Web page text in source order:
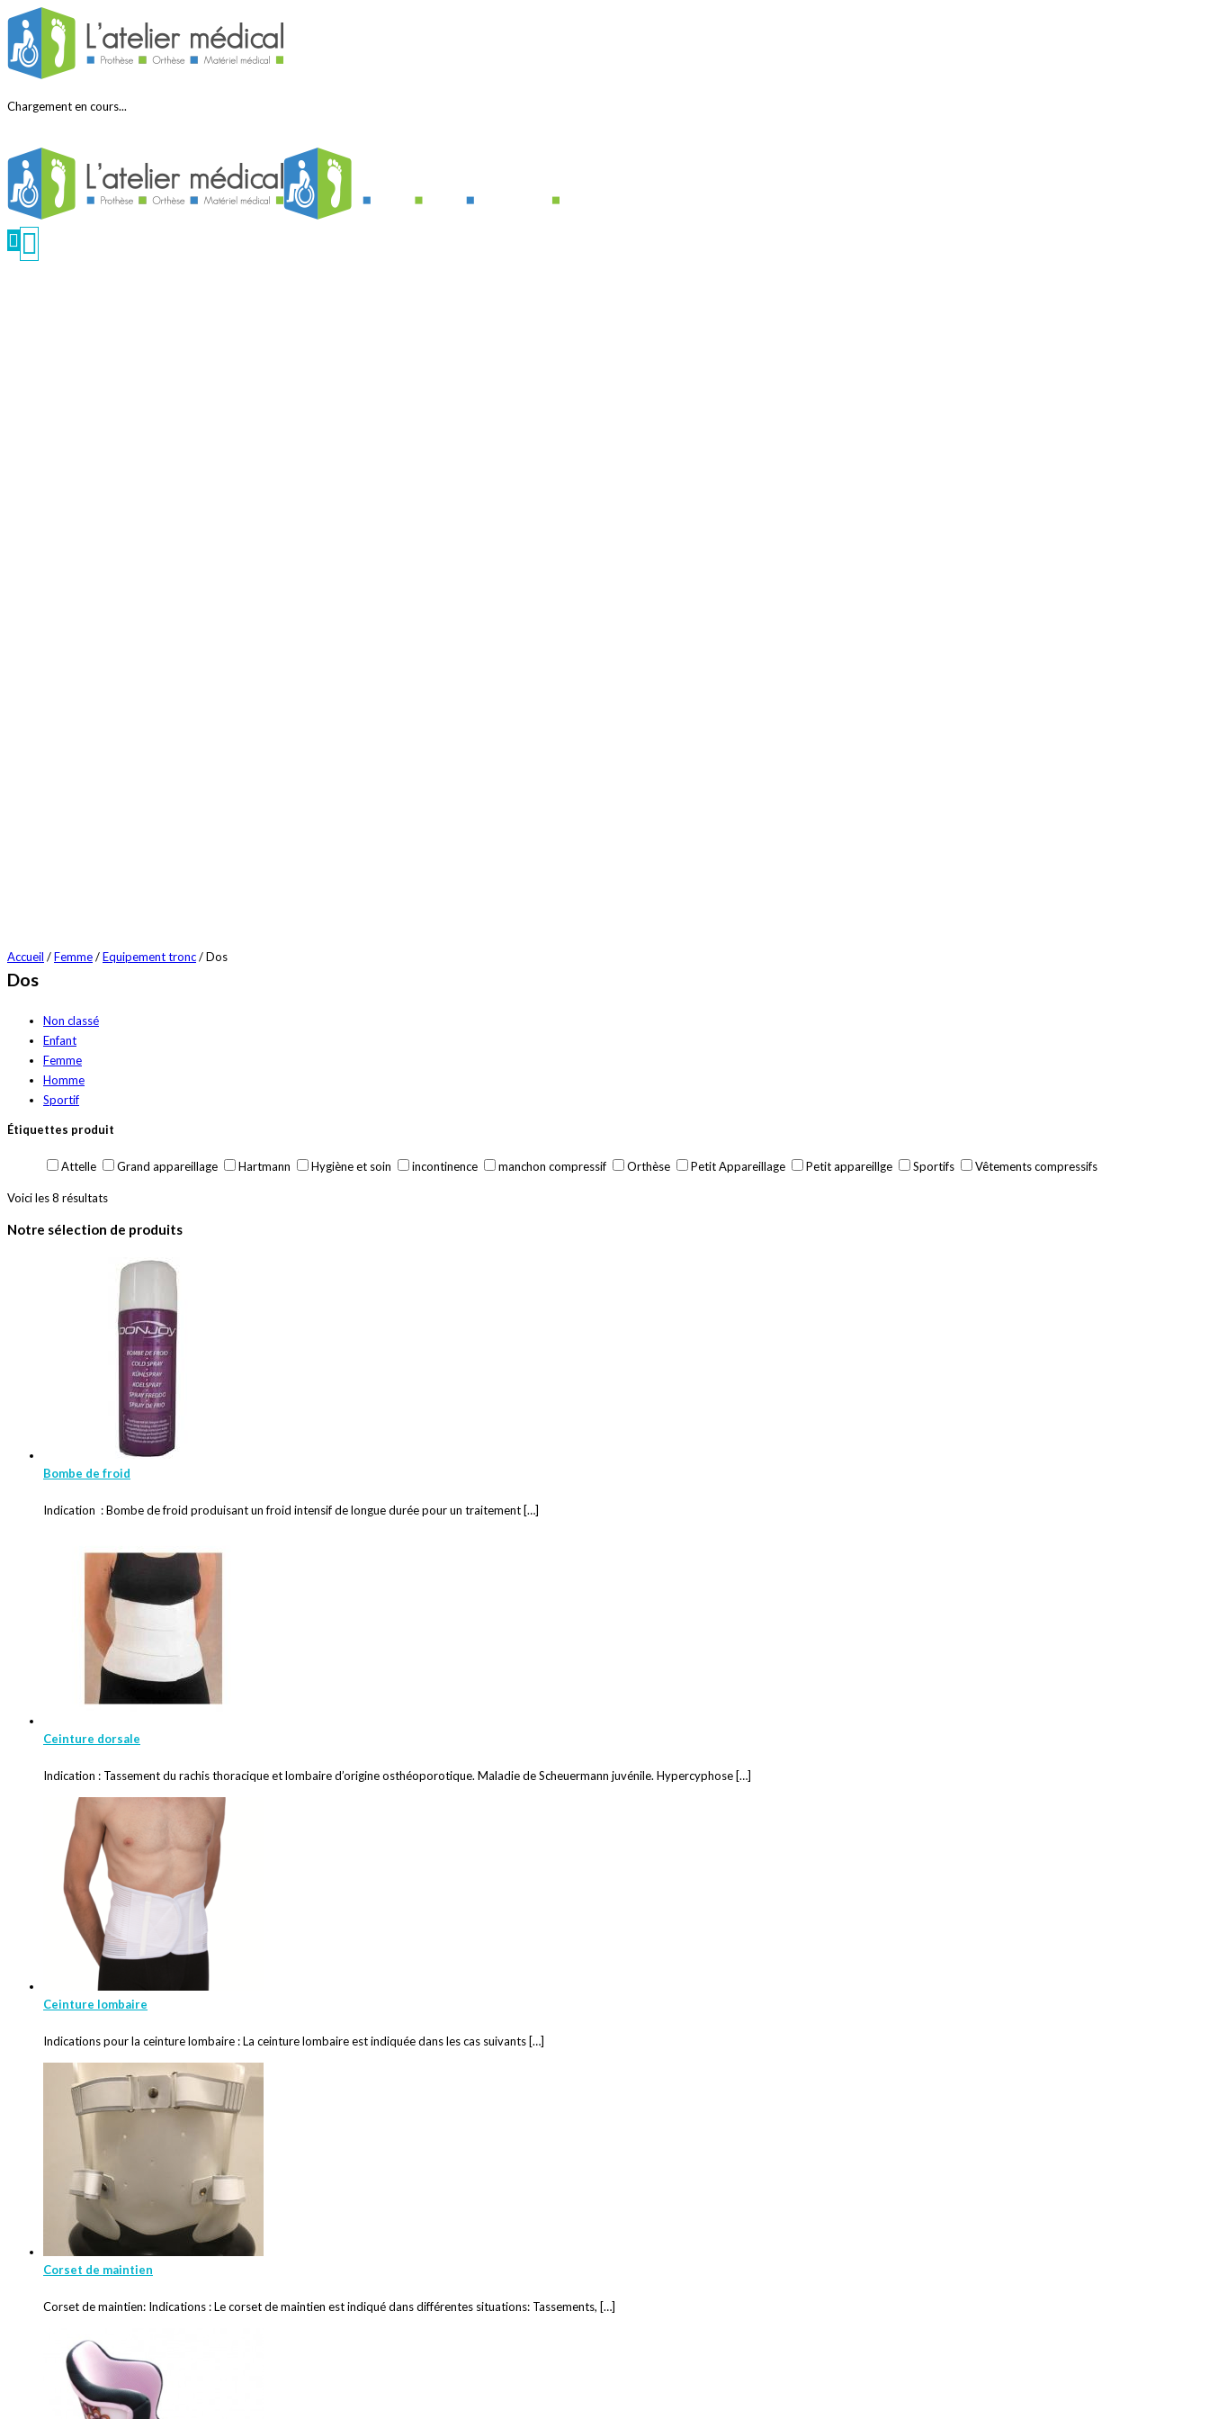
Chargement en cours...
Accueil /Femme/Equipement tronc/ Dos
Dos
Non classé
Enfant
Femme
Homme
Sportif
Étiquettes produit
Attelle Grand appareillage Hartmann Hygiène et soin incontinence manchon compressif Orthèse Petit Appareillage Petit appareillge Sportifs Vêtements compressifs
Voici les 8 résultats
Notre sélection de produits
Bombe de froid
Indication : Bombe de froid produisant un froid intensif de longue durée pour un traitement […]
Ceinture dorsale
Indication : Tassement du rachis thoracique et lombaire d’origine osthéoporotique. Maladie de Scheuermann juvénile. Hypercyphose […]
Ceinture lombaire
Indications pour la ceinture lombaire : La ceinture lombaire est indiquée dans les cas suivants […]
Corset de maintien
Corset de maintien: Indications : Le corset de maintien est indiqué dans différentes situations: Tassements, […]